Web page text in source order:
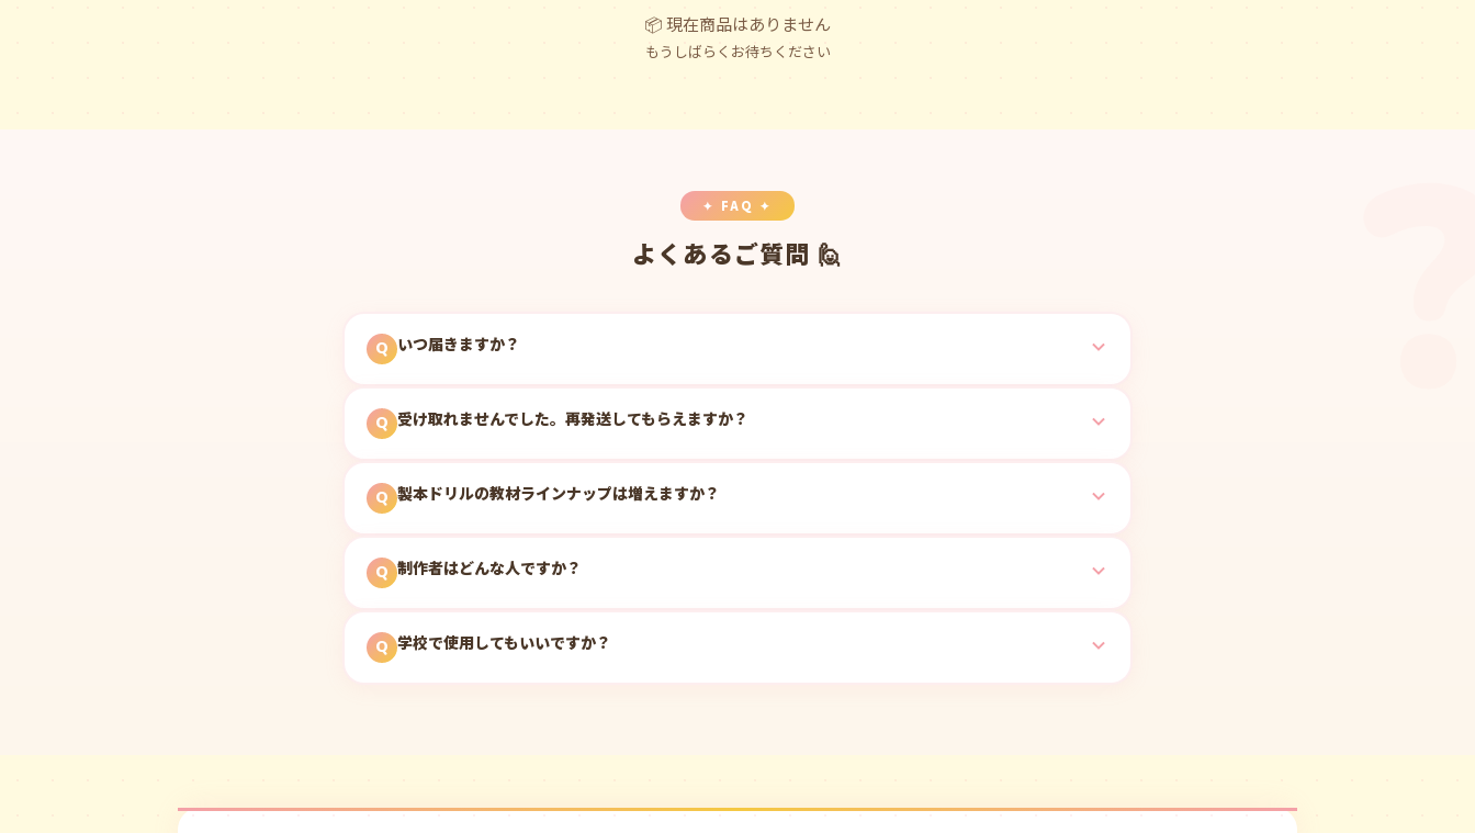
📦 現在商品はありません
もうしばらくお待ちください
✦ FAQ ✦
よくあるご質問 🙋
Q いつ届きますか？
Q 受け取れませんでした。再発送してもらえますか？
Q 製本ドリルの教材ラインナップは増えますか？
Q 制作者はどんな人ですか？
Q 学校で使用してもいいですか？